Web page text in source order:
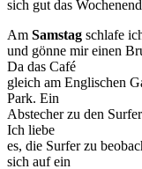
sich gut das
Am Samstag schlafe
und gönne mir einen
Da das Café
gleich am Englischen
Park. Ein
Abstecher zu den
Ich liebe
es, die Surfer zu
sich auf ein